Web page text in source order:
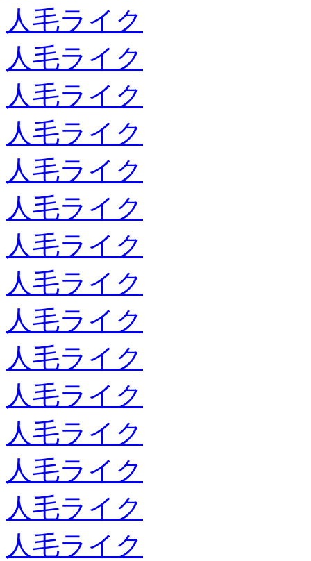
人毛ライク
人毛ライク
人毛ライク
人毛ライク
人毛ライク
人毛ライク
人毛ライク
人毛ライク
人毛ライク
人毛ライク
人毛ライク
人毛ライク
人毛ライク
人毛ライク
人毛ライク